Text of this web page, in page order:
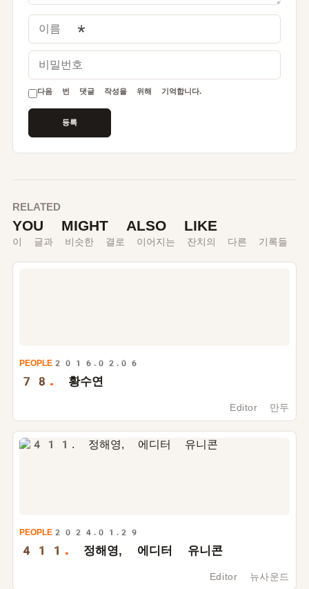
이름
비밀번호
다음 번 댓글 작성을 위해 기억합니다.
RELATED
YOU MIGHT ALSO LIKE
이 글과 비슷한 결로 이어지는 잔치의 다른 기록들
PEOPLE 2016.02.06
78. 황수연
Editor 만두
PEOPLE 2024.01.29
411. 정해영, 에디터 유니콘
Editor 뉴사운드